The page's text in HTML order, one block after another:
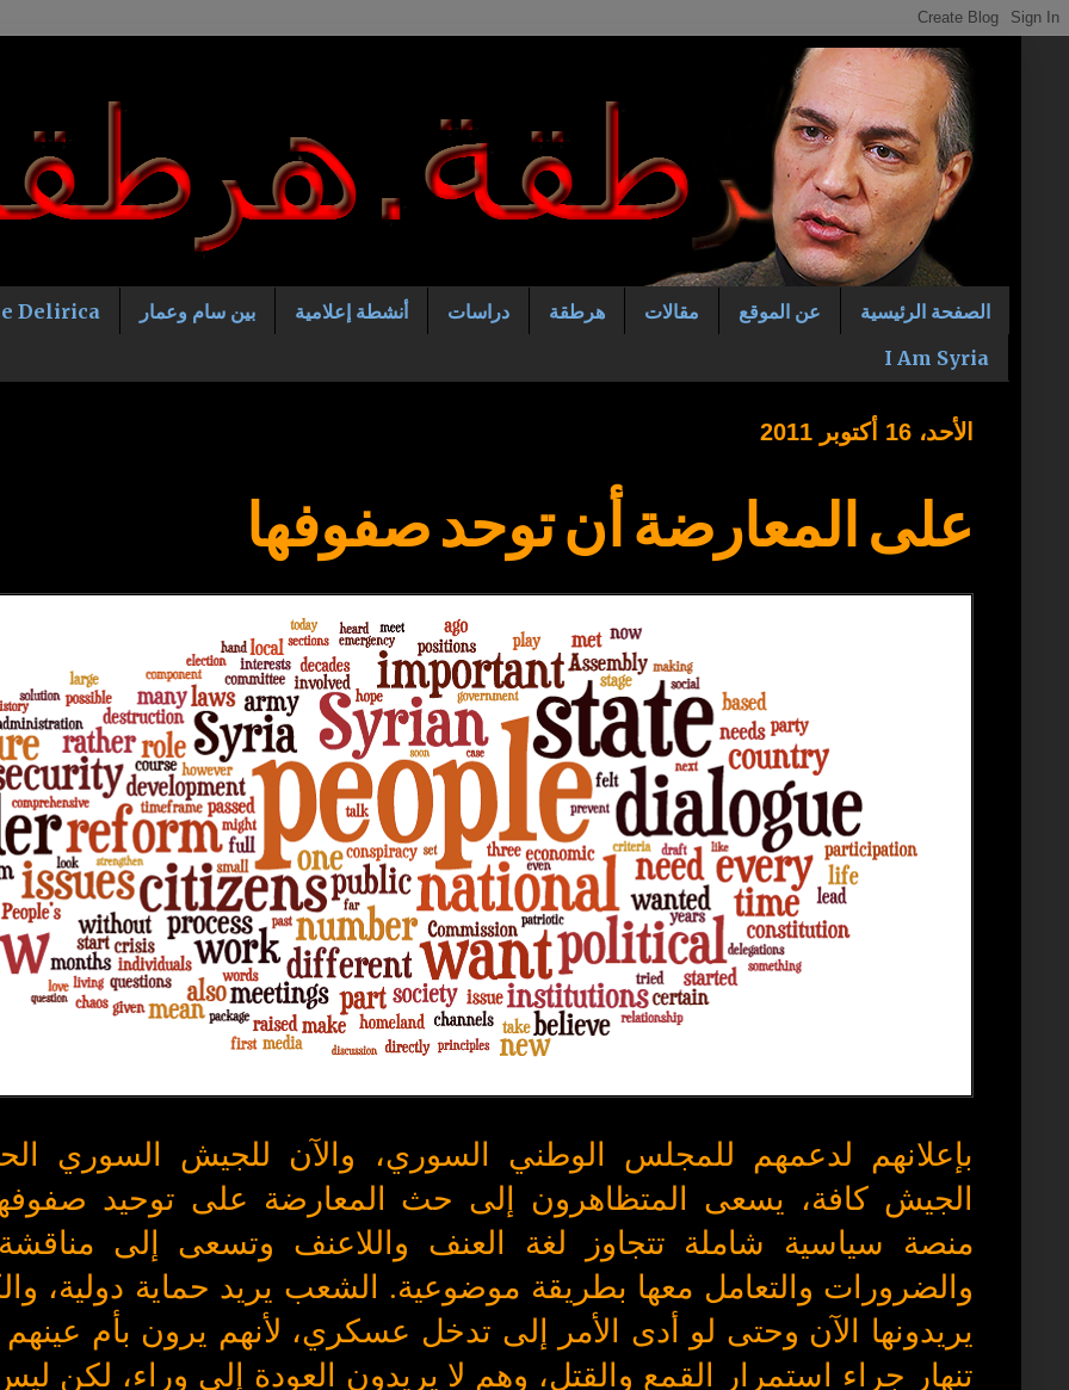
الصفحة الرئيسية عن الموقع مقالات هرطقة دراسات أنشطة إعلامية بين سام وعمار Delirica
I Am Syria
الأحد، 16 أكتوبر 2011
على المعارضة أن توحد صفوفها
بإعلانهم لدعمهم للمجلس الوطني السوري، والآن للجيش السوري
الجيش كافة، يسعى المتظاهرون إلى حث المعارضة على توحيد
منصة سياسية شاملة تتجاوز لغة العنف واللاعنف وتسعى إلى
والضرورات والتعامل معها بطريقة موضوعية. الشعب يريد حماية دولية،
يريدونها الآن وحتى لو أدى الأمر إلى تدخل عسكري، لأنهم يرون بأم عينهم
تنهار جراء استمرار القمع والقتل، وهم لا يريدون العودة إلى وراء، لكن